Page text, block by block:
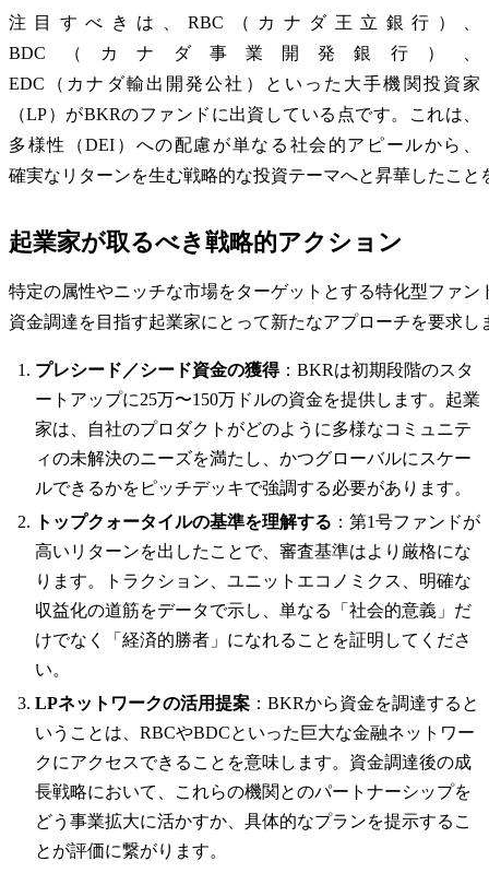
注目すべきは、RBC（カナダ王立銀行）、
BDC（カナダ事業開発銀行）、
EDC（カナダ輸出開発公社）といった大手機関投資家
（LP）がBKRのファンドに出資している点です。これは、
多様性（DEI）への配慮が単なる社会的アピールから、
確実なリターンを生む戦略的な投資テーマへと昇華したこと
起業家が取るべき戦略的アクション
特定の属性やニッチな市場をターゲットとする特化型ファン
資金調達を目指す起業家にとって新たなアプローチを要求し
プレシード／シード資金の獲得：BKRは初期段階のスタ
ートアップに25万〜150万ドルの資金を提供します。起業
家は、自社のプロダクトがどのように多様なコミュニテ
ィの未解決のニーズを満たし、かつグローバルにスケー
ルできるかをピッチデッキで強調する必要があります。
トップクォータイルの基準を理解する ：第1号ファンドが
高いリターンを出したことで、審査基準はより厳格にな
ります。トラクション、ユニットエコノミクス、明確な
収益化の道筋をデータで示し、単なる「社会的意義」だ
けでなく「経済的勝者」になれることを証明してくださ
い。
LPネットワークの活用提案 ：BKRから資金を調達すると
いうことは、RBCやBDCといった巨大な金融ネットワー
クにアクセスできることを意味します。資金調達後の成
長戦略において、これらの機関とのパートナーシップを
どう事業拡大に活かすか、具体的なプランを提示するこ
とが評価に繋がります。